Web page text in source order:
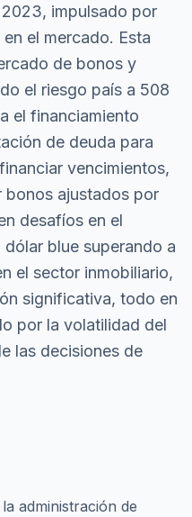
impulsado por
el mercado. Esta
de bonos y
el riesgo país a 508
el financiamiento
de deuda para
vencimientos,
bonos ajustados por
desafíos en el
blue superando a
el sector inmobiliario,
significativa, todo en
por la volatilidad del
las decisiones de
administración de